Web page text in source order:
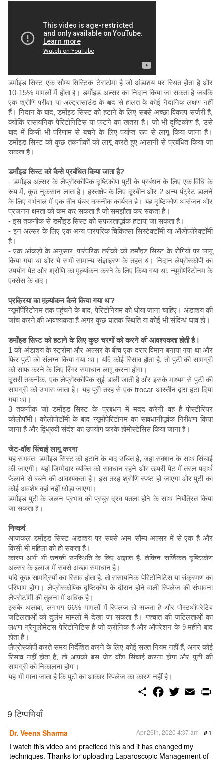
डर्मोइड सिस्ट एक सौम्य सिस्टिक टेराटोमा है जो अंडाशय पर स्थित होता है और
10-15% मामलों में होता है। डर्मोइड अल्सर का निदान किया जा सकता है जबकि
एक श्रोणि परीक्षा या अल्ट्रासाउंड के बाद से हालत के कोई नैदानिक ​​लक्षण नहीं
हैं। निदान के बाद, डर्मोइड सिस्ट को हटाने के लिए सबसे अच्छा विकल्प सर्जरी है,
क्योंकि रासायनिक पेरिटोनिटिस या फटने का खतरा है। जो भी दृष्टिकोण है, उसे
बाद में किसी भी परिणाम से बचने के लिए पर्याप्त रूप से लागू किया जाना है।
डर्मोइड सिस्ट को कुछ तकनीकों को लागू करते हुए आसानी से प्रबंधित किया जा
सकता है।
डर्मॉइड सिस्ट को कैसे प्रबंधित किया जाता है?
- डर्मोइड अल्सर के लैप्रोस्कोपिक दृष्टिकोण पुटी के प्रबंधन के लिए एक विधि के
रूप में, कुछ नुकसान लाता है। हस्तक्षेप के लिए दूरबीन और 2 अन्य पंट्रेट डालने
के लिए गर्भनाल में एक तीन पंचर तकनीक कार्यरत है। यह दृष्टिकोण आसंजन और
प्रजनन क्षमता को कम कर सकता है जो समझौता कर सकता है।
- इस तकनीक से डर्मोइड सिस्ट को सफलतापूर्वक हटाया जा सकता है।
- इन अल्सर के लिए एक अन्य पारंपरिक चिकित्सा सिस्टेक्टॉमी या ऑओफोरेक्टॉमी
है।
- एक आंकड़ों के अनुसार, पारंपरिक तरीकों को डर्मॉइड सिस्ट के रोगियों पर लागू
किया गया था और ये सभी सामान्य संज्ञाहरण के तहत थे। निदान लेप्रोस्कोपी का
उपयोग पेट और श्रोणि का मूल्यांकन करने के लिए किया गया था, न्यूमोपेरिटोनम के
एक्सेस के बाद।
प्रक्रिया का मूल्यांकन कैसे किया गया था?
न्यूमॉर्पेरिटोनम तक पहुंचने के बाद, पेरिटोनियम को धोया जाना चाहिए। अंडाशय की
जांच करने की आवश्यकता है अगर कुछ घातक स्थिति या कोई भी संदिग्ध घाव हो।
डर्मॉइड सिस्ट को हटाने के लिए कुछ चरणों को करने की आवश्यकता होती है।
1 को अंडाशय के स्ट्रोमा और अल्सर के बीच एक दरार विमान बनाया गया था और
फिर पुटी को संलग्न किया गया था। यदि कोई रिसाव होता है, तो पुटी की सामग्री
को साफ करने के लिए रिंगर समाधान लागू करना होगा।
दूसरी तकनीक, एक लेप्रोस्कोपिक सुई डाली जाती है और इसके माध्यम से पुटी की
सामग्री को उभारा जाता है। यह पूरी तरह से एक trocar आस्तीन द्वारा हटा दिया
गया था।
3 तकनीक जो डर्मोइड सिस्ट के प्रबंधन में मदद करेगी वह है पोस्टीरियर
कोलोपॉमी। कोलोपोटॉमी के बाद न्यूमोपेरिटोनम का सावधानीपूर्वक निरीक्षण किया
जाना है और द्विध्रुवी संदंश का उपयोग करके होमोस्टेसिस किया जाना है।
जेट-वॉश सिंचाई लागू करना
यह संभवतः डर्मोइड सिस्ट को हटाने के बाद उचित है, जहां सक्शन के साथ सिंचाई
की जाएगी। यहां जिम्मेदार व्यक्ति को सावधान रहने और ऊपरी पेट में तरल पदार्थ
फैलाने से बचने की आवश्यकता है। इस तरह श्रोणि स्पष्ट हो जाएगा और पुटी का
कोई अवशेष वहां नहीं छोड़ा जाएगा।
डर्मोइड पुटी के जलन प्रभाव को प्रचुर द्रव पतला होने के साथ नियंत्रित किया
जा सकता है।
निष्कर्ष
आजकल डर्मोइड सिस्ट अंडाशय पर सबसे आम सौम्य अल्सर में से एक है और
किसी भी महिला को हो सकता है।
कारण अभी भी उनकी उपस्थिति के लिए अज्ञात है, लेकिन सर्जिकल दृष्टिकोण
अल्सर के इलाज में सबसे अच्छा समाधान है।
यदि कुछ सामग्रियों का रिसाव होता है, तो रासायनिक पेरिटोनिटिस या संक्रमण का
परिणाम होगा। लैप्रोस्कोपिक दृष्टिकोण के दौरान होने वाली स्पिलेज की संभावना
लैपरोटॉमी की तुलना में अधिक है।
इसके अलावा, लगभग 66% मामलों में स्पिलज हो सकता है और पोस्टऑपरेटिव
जटिलताओं को दुर्लभ मामलों में देखा जा सकता है। पश्चात की जटिलताओं का
लक्षण ग्रैनुलोमेटस पेरिटोनिटिस है जो क्रोनिक है और ऑपरेशन के 9 महीने बाद
होता है।
लैप्रोस्कोपी करते समय निर्देशित करने के लिए कोई सख्त नियम नहीं हैं, अगर कोई
रिसाव नहीं होता है, तो आपको बस जेट वॉश सिंचाई करना होगा और पुटी की
सामग्री को निकालना होगा।
यह भी माना जाता है कि पुटी का आकार स्पिलेज का कारण नहीं है।
S
o
o
k
w
e
r
E
m
9 टिप्पणियाँ
Dr. Veena Sharma
#1
Apr 26th, 2020 4:37 am
I watch this video and practiced this and it has changed my
techniques. Thanks for uploading Laparoscopic Management of